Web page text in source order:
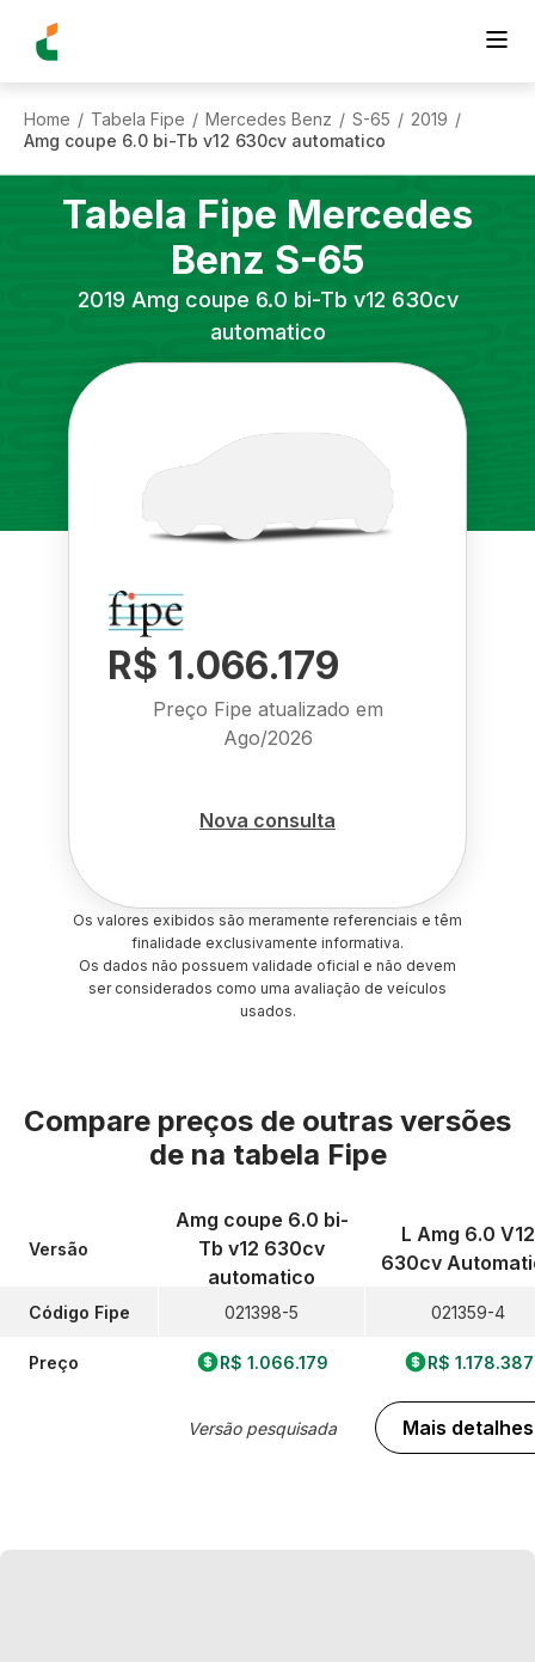
Home / Tabela Fipe / Mercedes Benz / S-65 / 2019 /
Amg coupe 6.0 bi-Tb v12 630cv automatico
Tabela Fipe Mercedes
Benz S-65
2019 Amg coupe 6.0 bi-Tb v12 630cv
automatico
R$ 1.066.179
Preço Fipe atualizado em
Ago/2026
Nova consulta
Os valores exibidos são meramente referenciais e têm
finalidade exclusivamente informativa.
Os dados não possuem validade oficial e não devem
ser considerados como uma avaliação de veículos
usados.
Compare preços de outras versões
de na tabela Fipe
Versão
Código Fipe
Preço
Amg coupe 6.0 bi-
Tb v12 630cv
automatico
021398-5
R$ 1.066.179
Versão pesquisada
L Amg 6.0 V12
630cv
021359-4
R$ 1.178.387
Mais detalhes